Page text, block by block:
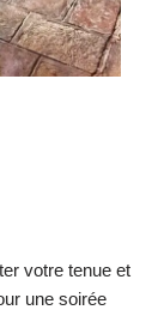
votre tenue et
une soirée